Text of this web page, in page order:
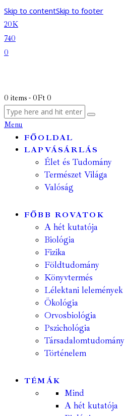
Skip to contentSkip to footer
20K
740
0
0 items - 0Ft 0
Menu
FŐOLDAL
LAPVÁSÁRLÁS
Élet és Tudomány
Természet Világa
Valóság
FŐBB ROVATOK
A hét kutatója
Biológia
Fizika
Földtudomány
Könyvtermés
Lélektani lelemények
Ökológia
Orvosbiológia
Pszichológia
Társadalomtudomány
Történelem
TÉMÁK
Mind
A hét kutatója